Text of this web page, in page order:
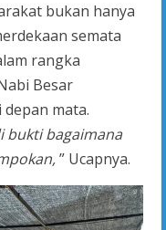
bukan hanya
semata
rangka
Besar
depan mata.
bukti bagaimana
” Ucapnya.